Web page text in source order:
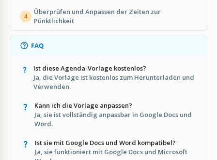
4
Überprüfen und Anpassen der Zeiten zur
Pünktlichkeit
FAQ
Ist diese Agenda-Vorlage kostenlos?
Ja, die Vorlage ist kostenlos zum Herunterladen und
Verwenden.
Kann ich die Vorlage anpassen?
Ja, sie ist vollständig anpassbar in Google Docs und
Word.
Ist sie mit Google Docs und Word kompatibel?
Ja, sie funktioniert mit Google Docs und Microsoft